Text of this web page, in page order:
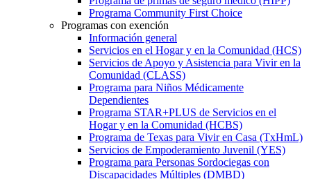
Programa Community First Choice
Programas con exención
Información general
Servicios en el Hogar y en la Comunidad (HCS)
Servicios de Apoyo y Asistencia para Vivir en la
Comunidad (CLASS)
Programa para Niños Médicamente
Dependientes
Programa STAR+PLUS de Servicios en el
Hogar y en la Comunidad (HCBS)
Programa de Texas para Vivir en Casa (TxHmL)
Servicios de Empoderamiento Juvenil (YES)
Programa para Personas Sordociegas con
Discapacidades Múltiples (DMBD)